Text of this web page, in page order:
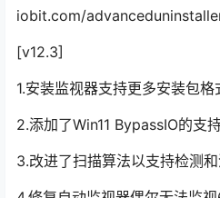
iobit.com/
[v12.3]
1.安装监视器支持更多安装包
2.添加了Win11 BypassIO的支
3.改进了扫描算法以支持检测